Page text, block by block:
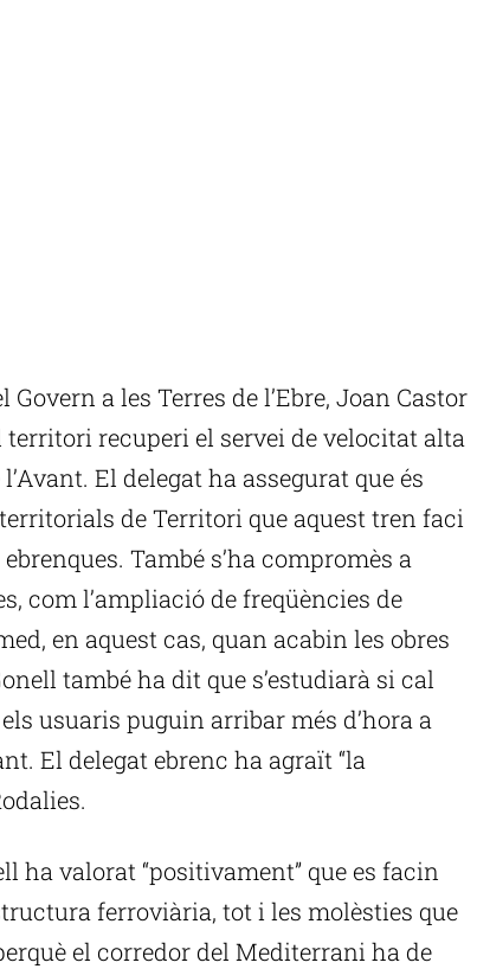
a les Terres de l’Ebre, Joan Castor
recuperi el servei de velocitat alta
El delegat ha assegurat que és
de Territori que aquest tren faci
També s’ha compromès a
com l’ampliació de freqüències de
en aquest cas, quan acabin les obres
també ha dit que s’estudiarà si cal
usuaris puguin arribar més d’hora a
El delegat ebrenc ha agraït “la
ha valorat “positivament” que es facin
ferroviària, tot i les molèsties que
el corredor del Mediterrani ha de